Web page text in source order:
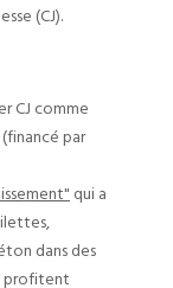
(CJ).
CJ comme
par
qui a
dans des
profitent